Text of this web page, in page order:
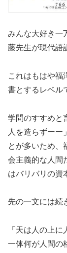
みんな大好き一
藤先生が現代語
これはもはや福
書とするレベル
学問のすすめと
人を造らずーー
とが多いため、
会主義的な人間
はバリバリの資
先の一文には続
「天は人の上
一体何が人間の